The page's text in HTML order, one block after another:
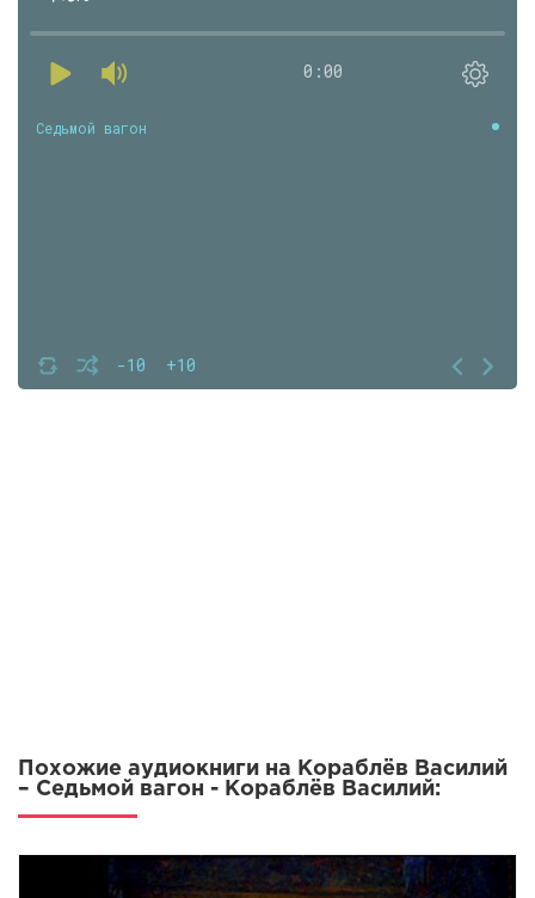
0:00
-10 +10
Седьмой вагон
Похожие аудиокниги на Кораблёв Василий
– Седьмой вагон - Кораблёв Василий: